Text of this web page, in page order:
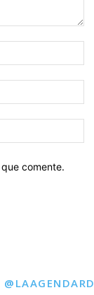
comente.
@LAAGENDARD